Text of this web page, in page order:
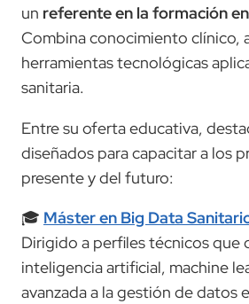
un referente en la formación
Combina conocimiento clínico,
herramientas tecnológicas
sanitaria.
Entre su oferta educativa,
diseñados para capacitar a los
presente y del futuro:
🎓 Máster en Big Data
Dirigido a perfiles técnicos que
inteligencia artificial, machine
avanzada a la gestión de datos